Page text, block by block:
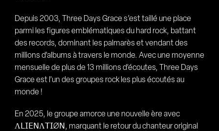
Depuis 2003, Three Days Grace s’est taillé une place
parmi les figures emblématiques du hard rock, battant
des records, dominant les palmarès et vendant des
millions d’albums à travers le monde. Avec une moyenne
mensuelle de plus de 13 millions d’écoutes, Three Days
Grace est l’un des groupes rock les plus écoutés au
monde !
En 2025, le groupe amorce une nouvelle ère avec
Λ𝖫𝖨𝖤𝖭Λ𝖳𝖨Ø𝖭, marquant le retour du chanteur original